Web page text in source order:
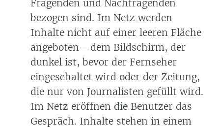
Fragenden und Nachfragenden
bezogen sind. Im Netz werden
Inhalte nicht auf einer leeren Fläche
angeboten—dem Bildschirm, der
dunkel ist, bevor der Fernseher
eingeschaltet wird oder der Zeitung,
die nur von Journalisten gefüllt wird.
Im Netz eröffnen die Benutzer das
Gespräch. Inhalte stehen in einem